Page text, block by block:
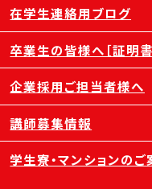
在学生連絡用ブログ
卒業生の皆様へ［証明
企業採用ご担当者様へ
講師募集情報
学生寮・マンションのご